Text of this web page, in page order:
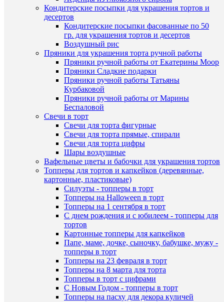
Кондитерские посыпки для украшения тортов и
десертов
Кондитерские посыпки фасованные по 50
гр. для украшения тортов и десертов
Воздушный рис
Пряники для украшения торта ручной работы
Пряники ручной работы от Екатерины Моор
Пряники Сладкие подарки
Пряники ручной работы Татьяны
Курбаковой
Пряники ручной работы от Марины
Беспаловой
Свечи в торт
Свечи для торта фигурные
Свечи для торта прямые, спирали
Свечи для торта цифры
Шары воздушные
Вафельные цветы и бабочки для украшения тортов
Топперы для тортов и капкейков (деревянные,
картонные, пластиковые)
Силуэты - топперы в торт
Топперы на Halloween в торт
Топперы на 1 сентября в торт
С днем рождения и с юбилеем - топперы для
тортов
Картонные топперы для капкейков
Папе, маме, дочке, сыночку, бабушке, мужу -
топперы в торт
Топперы на 23 февраля в торт
Топперы на 8 марта для торта
Топперы в торт с цифрами
С Новым Годом - топперы в торт
Топперы на пасху для декора куличей
100
гр.
1
клик
В
желтый
146